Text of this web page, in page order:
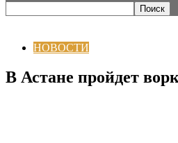
НОВОСТИ
В Астане пройдет